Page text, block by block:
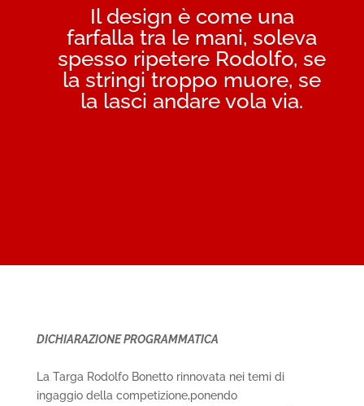
Il design è come una
farfalla tra le mani, soleva
spesso ripetere Rodolfo, se
la stringi troppo muore, se
la lasci andare vola via.
DICHIARAZIONE PROGRAMMATICA
La Targa Rodolfo Bonetto rinnovata nei temi di
ingaggio della competizione,ponendo